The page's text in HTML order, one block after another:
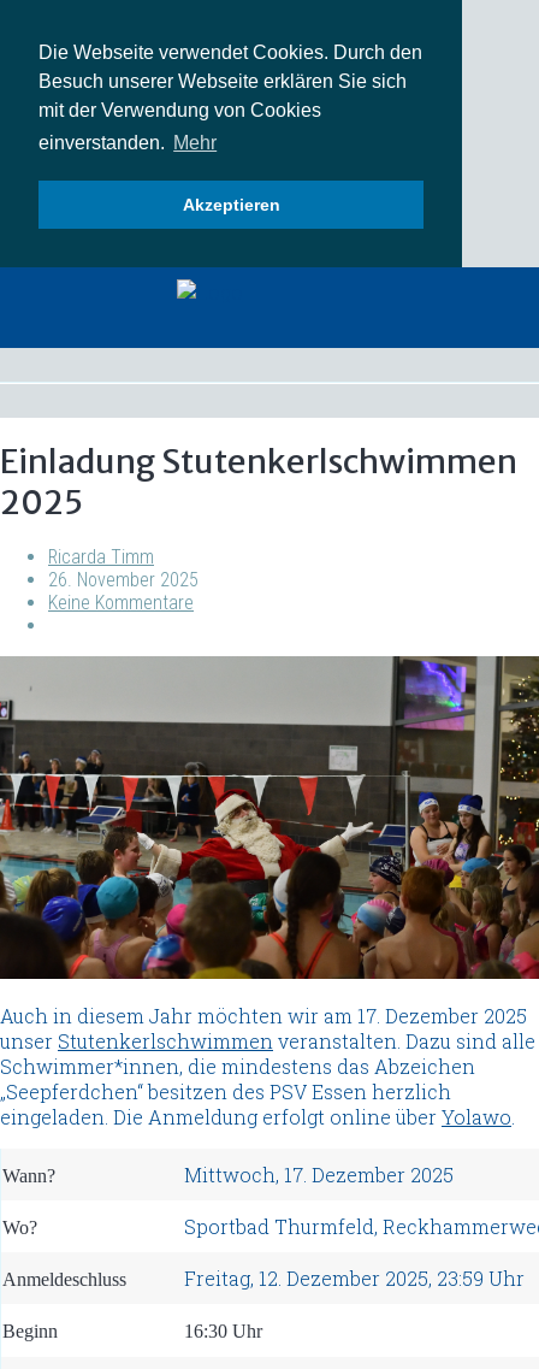
Die Webseite verwendet Cookies. Durch den
Besuch unserer Webseite erklären Sie sich
mit der Verwendung von Cookies
einverstanden. Mehr
Akzeptieren
Einladung Stutenkerlschwimmen
2025
Ricarda Timm
26. November 2025
Keine Kommentare
Auch in diesem Jahr möchten wir am 17. Dezember 2025
unser Stutenkerlschwimmen veranstalten. Dazu sind alle
Schwimmer*innen, die mindestens das Abzeichen
„Seepferdchen“ besitzen des PSV Essen herzlich
eingeladen. Die Anmeldung erfolgt online überYolawo
Wann? Mittwoch, 17. Dezember 2025
Wo? Sportbad Thurmfeld,
Anmeldeschluss Freitag, 12. Dezember 2025, 23:59 Uhr
Beginn 16:30 Uhr